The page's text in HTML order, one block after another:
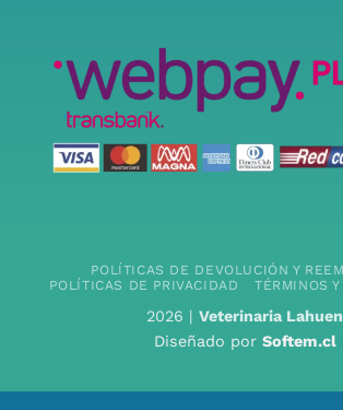
POLÍTICAS DE DEVOLUCIÓN Y
POLÍTICAS DE PRIVACIDAD
TÉRMINOS
2026 | Veterinaria Lahuen
Diseñado por Softem.cl